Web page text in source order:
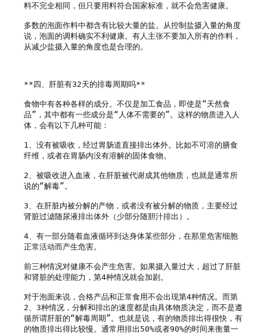
料不完全相同，但只要用料符合国家标准，就不会危害健康。
多数的泡面作料中都含有比较大量的盐。从控制盐摄入量的角度
说，泡面的调料确实不利健康。有人主张不要加入所有的作料，
从减少盐摄入量的角度也是合理的。
**四、肝脏有32天的排毒周期吗**
食物中有各种各样的成分。不仅是加工食品，即使是“天然食
品”，其中都有一些成分是“人体不需要的”。这样的物质进入人
体，会有以下几种可能：
1、没有被吸收，经过胃肠道直接排出体外。比如不可溶的膳食
纤维，或者在胃肠内没有溶解的固体食物。
2、被吸收进入血液，在肝脏被代谢成其他物质，也就是通常所
说的“解毒”。
3、在肝脏内被分解的产物，或者没有被分解的物质，主要经过
肾脏过滤随尿液排出体外（少部分随胆汁排出）。
4、有一部分随着血液循环到达身体某些部分，在那里危害细胞
正常活动而产生危害。
前三种情况对健康不会产生危害。如果摄入量过大，超过了肝脏
和肾脏的处理能力，第4种情况就会加剧。
对于泡面来说，合格产品和正常食用不会出现第4种情况。而第
2、3种情况，分解和排出的速度都是由具体物质决定，而不是遵
循所谓肝脏的“解毒周期”。也就是说，有的物质排出得很快，有
的物质排出得比较慢。通常用排出50%或者90%的时间来衡量一